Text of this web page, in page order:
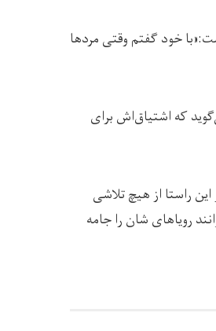
خود گفتم وقتی مردها
که اشتیاق‌اش برای
این راستا از هیچ تلاشی
رویاهای شان را جامه